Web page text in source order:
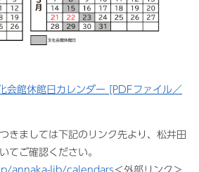
会館休館日カレンダー [PDFファイル／
きましては下記のリンク先より、松井田
てご確認ください。
annaka-lib/calendars＜外部リンク＞